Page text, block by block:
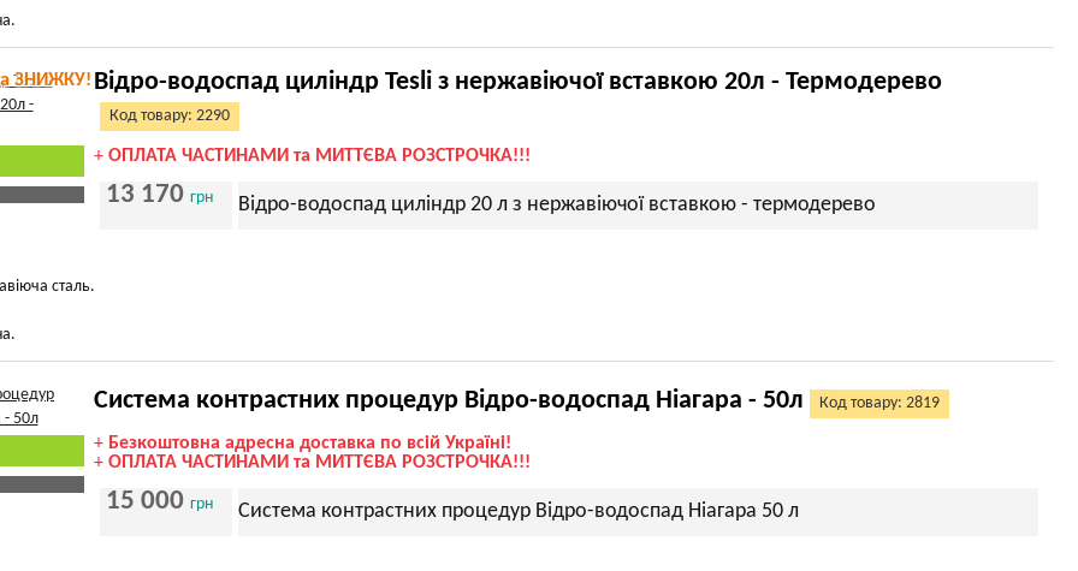
ЗНИЖКУ! Відро-водоспад циліндр Tesli з нержавіючої вставкою 20л - Термодерево
Код товару: 2290
+ ОПЛАТА ЧАСТИНАМИ та МИТТЄВА РОЗСТРОЧКА!!!
13 170 грн Відро-водоспад циліндр 20 л з нержавіючої вставкою - термодерево
сталь.
Система контрастних процедур Відро-водоспад Ніагара - 50л Код товару: 2819
+ Безкоштовна адресна доставка по всій Україні!
+ ОПЛАТА ЧАСТИНАМИ та МИТТЄВА РОЗСТРОЧКА!!!
15 000 грн Система контрастних процедур Відро-водоспад Ніагара 50 л